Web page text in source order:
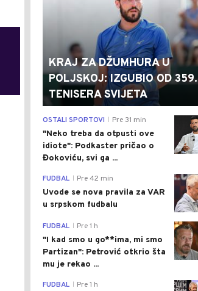
KRAJ ZA DŽUMHURA U
POLJSKOJ: IZGUBIO OD 359.
TENISERA SVIJETA
OSTALI SPORTOVI Pre 31 min
"Neko treba da otpusti ove
idiote": Podkaster pričao o
Đokoviću, svi ga ...
FUDBAL Pre 42 min
Uvode se nova pravila za VAR
u srpskom fudbalu
FUDBAL Pre 1 h
"I kad smo u go**ima, mi smo
Partizan": Petrović otkrio šta
mu je rekao ...
FUDBAL Pre 1 h